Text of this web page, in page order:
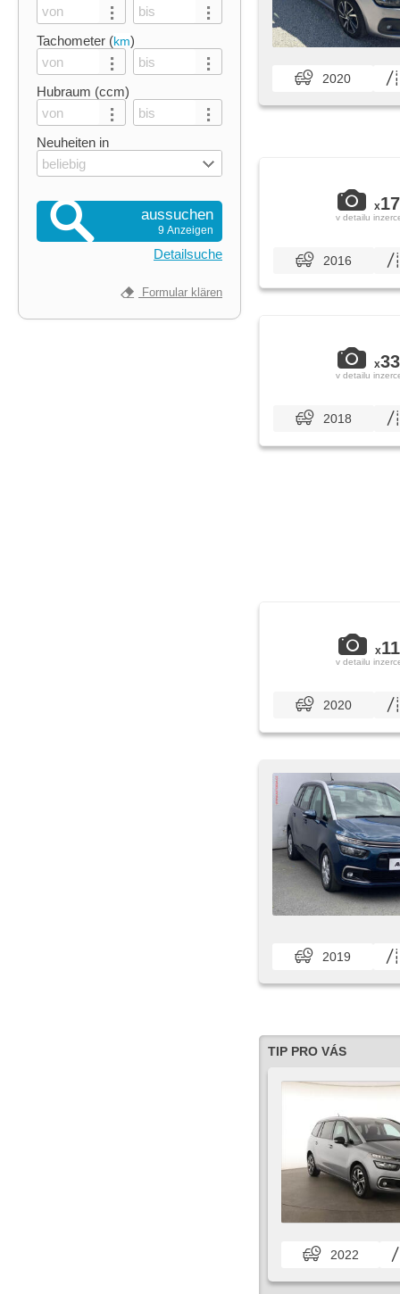
Tachometer (km)
Hubraum (ccm)
Neuheiten in
beliebig
aussuchen
9 Anzeigen
Detailsuche
Formular klären
2020
x17
v detailu
2016
x33
v detailu
2018
x11
v detailu
2020
2019
TIP PRO VÁS
2022